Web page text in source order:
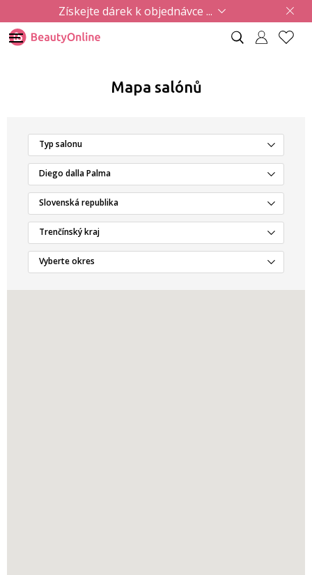
Získejte dárek k objednávce ...
Mapa salónů
Typ salonu
Diego dalla Palma
Slovenská republika
Trenčínský kraj
Vyberte okres